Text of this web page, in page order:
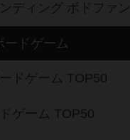
ディング ボドファン
ードゲーム
ドゲーム TOP50
ゲーム TOP50